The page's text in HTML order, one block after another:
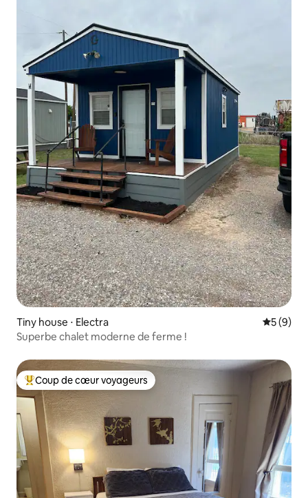
Tiny house ⋅ Electra
5 (9)
Superbe chalet moderne de ferme !
Coups de cœur voyageurs les plus appréciés
Coup de cœur voyageurs